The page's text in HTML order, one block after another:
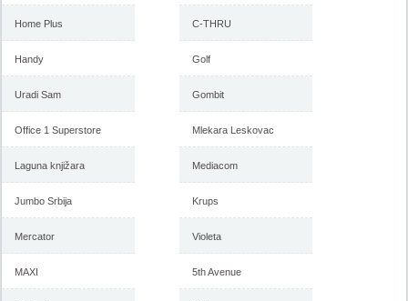
Home Plus
Handy
Uradi Sam
Office 1 Superstore
Laguna knjižara
Jumbo Srbija
Mercator
MAXI
C-THRU
Golf
Gombit
Mlekara Leskovac
Mediacom
Krups
Violeta
5th Avenue